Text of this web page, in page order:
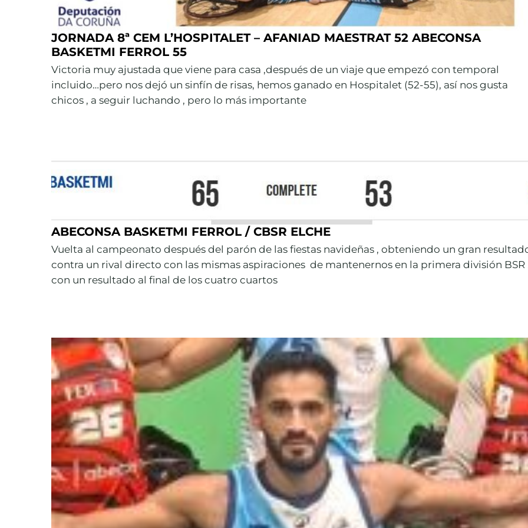
JORNADA 8ª CEM L’HOSPITALET – AFANIAD MAESTRAT 52 ABECONSA
BASKETMI FERROL 55
Victoria muy ajustada que viene para casa ,después de un viaje que empezó con temporal
incluido…pero nos dejó un sinfín de risas, hemos ganado en Hospitalet (52-55), así nos gusta
chicos , a seguir luchando , pero lo más importante
ABECONSA BASKETMI FERROL / CBSR ELCHE
Vuelta al campeonato después del parón de las fiestas navideñas , obteniendo un gran
contra un rival directo con las mismas aspiraciones de mantenernos en la primera división BSR
con un resultado al final de los cuatro cuartos